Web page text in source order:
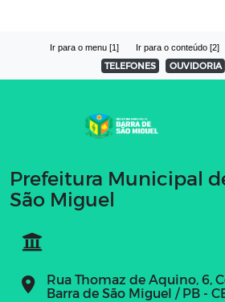
Ir para o menu [1] Ir para o conteúdo [2]
TELEFONES OUVIDORIA
Prefeitura Municipal
São Miguel
Rua Thomaz de Aquino, 6,
Barra de São Miguel / PB -